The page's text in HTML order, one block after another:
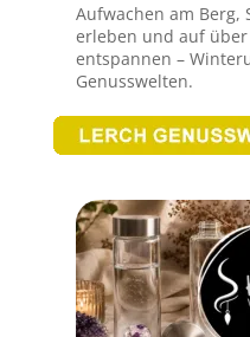
Aufwachen am Berg,
erleben und auf über
entspannen –
Genusswelten.